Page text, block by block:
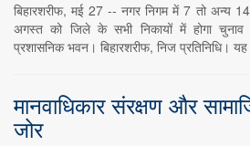
बिहारशरीफ, मई 27 -- नगर निगम में 7 तो अन्य
अगस्त को जिले के सभी निकायों में होगा चुनाव
प्रशासनिक भवन। बिहारशरीफ, निज प्रतिनिधि।
मानवाधिकार संरक्षण और
जोर